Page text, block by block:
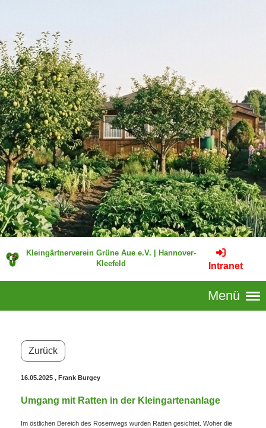
Kleingärtnerverein Grüne Aue e.V. | Hannover-
Kleefeld
Intranet
Menü
Zurück
16.05.2025 , Frank Burgey
Umgang mit Ratten in der Kleingartenanlage
Im östlichen Bereich des Rosenwegs wurden Ratten gesichtet. Woher die